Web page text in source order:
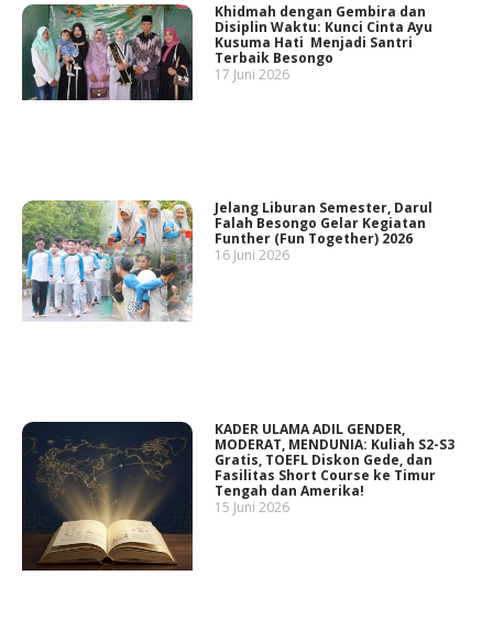
Khidmah dengan Gembira dan
Disiplin Waktu: Kunci Cinta Ayu
Kusuma Hati Menjadi Santri
Terbaik Besongo
17 Juni 2026
Jelang Liburan Semester, Darul
Falah Besongo Gelar Kegiatan
Funther (Fun Together) 2026
16 Juni 2026
KADER ULAMA ADIL GENDER,
MODERAT, MENDUNIA: Kuliah S2-S3
Gratis, TOEFL Diskon Gede, dan
Fasilitas Short Course ke Timur
Tengah dan Amerika!
15 Juni 2026